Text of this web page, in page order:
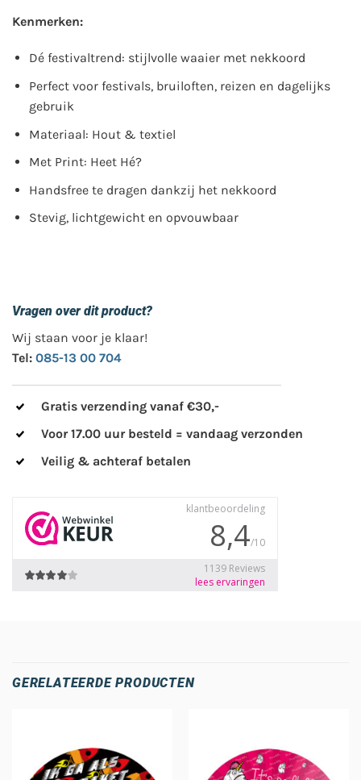
Kenmerken:
Dé festivaltrend: stijlvolle waaier met nekkoord
Perfect voor festivals, bruiloften, reizen en dagelijks
gebruik
Materiaal: Hout & textiel
Met Print: Heet Hé?
Handsfree te dragen dankzij het nekkoord
Stevig, lichtgewicht en opvouwbaar
Vragen over dit product?
Wij staan voor je klaar!
Tel: 085-13 00 704
Gratis verzending vanaf €30,-
Voor 17.00 uur besteld = vandaag verzonden
Veilig & achteraf betalen
GERELATEERDE PRODUCTEN